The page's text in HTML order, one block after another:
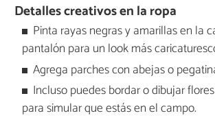
Detalles creativos en la ropa
Pinta rayas negras y amarillas en la
pantalón para un look más
Agrega parches con abejas o
Incluso puedes bordar o dibujar
para simular que estás en el campo.